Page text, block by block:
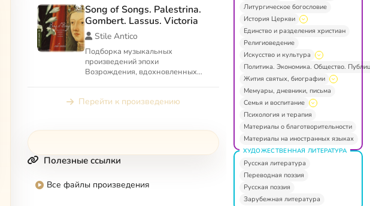
Song of Songs. Palestrina.
Gombert. Lassus. Victoria
Stile Antico
Подборка музыкальных
произведений эпохи
Возрождения, вдохновленных
Перейти к произведению
Полезные ссылки
Все файлы произведения
Литургическое богословие
История Церкви
Единство и разделения христиан
Религиоведение
Искусство и культура
Политика. Экономика. Общество.
Жития святых, биографии
Мемуары, дневники, письма
Семья и воспитание
Психология и терапия
Материалы о благотворительности
Материалы на иностранных языках
ХУДОЖЕСТВЕННАЯ ЛИТЕРАТУРА
Русская литература
Переводная поэзия
Русская поэзия
Зарубежная литература